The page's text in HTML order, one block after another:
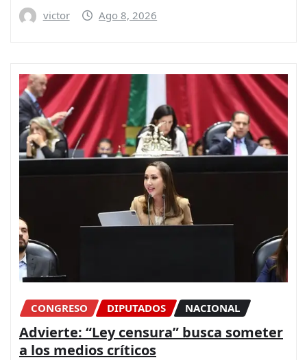
victor Ago 8, 2026
CONGRESO DIPUTADOS NACIONAL
Advierte: “Ley censura” busca someter
a los medios críticos